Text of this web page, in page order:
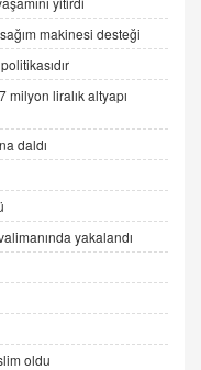
ve dijital hukukun
Alınmalı?
Ziyaret Etse...
makinesi desteği
milyon liralık altyapı
daldı
yakalandı
oldu